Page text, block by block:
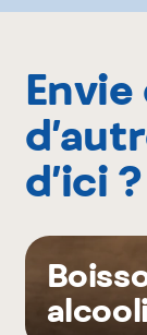
d’ici ?